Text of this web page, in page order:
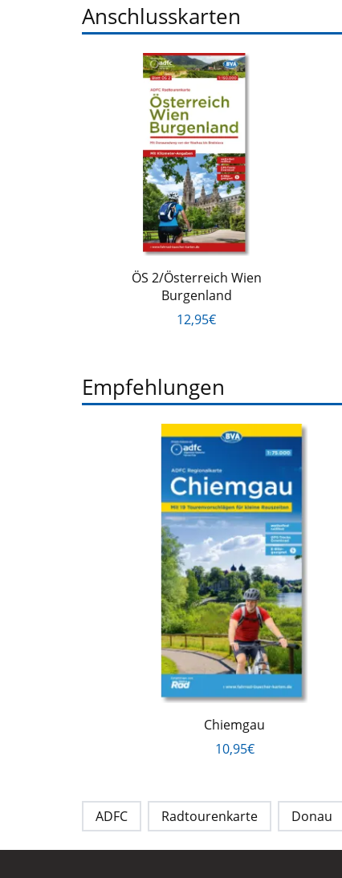
Anschlusskarten
ÖS 2/Österreich Wien
Burgenland
12,95€
Empfehlungen
Chiemgau
10,95€
ADFC Radtourenkarte Donau